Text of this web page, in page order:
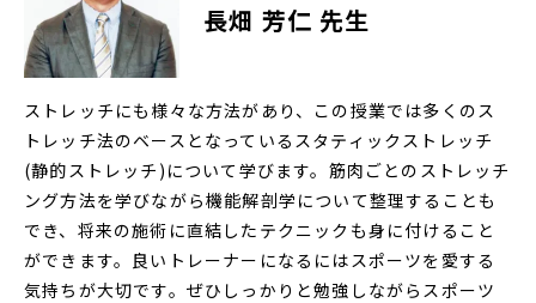
長畑 芳仁 先生
ストレッチにも様々な方法があり、この授業では多くのス
トレッチ法のベースとなっているスタティックストレッチ
(静的ストレッチ)について学びます。筋肉ごとのストレッチ
ング方法を学びながら機能解剖学について整理することも
でき、将来の施術に直結したテクニックも身に付けること
ができます。良いトレーナーになるにはスポーツを愛する
気持ちが大切です。ぜひしっかりと勉強しながらスポーツ